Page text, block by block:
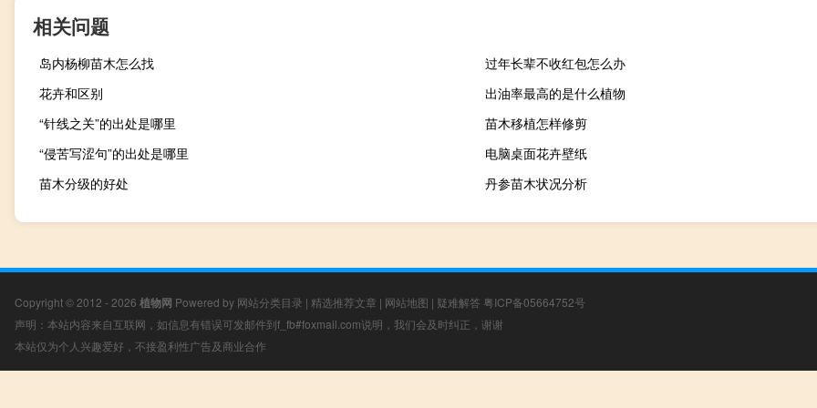
相关问题
岛内杨柳苗木怎么找
过年长辈不收红包怎么办
花卉和区别
出油率最高的是什么植物
“针线之关”的出处是哪里
苗木移植怎样修剪
“侵苦写涩句”的出处是哪里
电脑桌面花卉壁纸
苗木分级的好处
丹参苗木状况分析
Copyright © 2012 - 2026 植物网 Powered by 网站分类目录 | 精选推荐文章 | 网站地图 | 疑难解答 粤ICP备05664752号
声明：本站内容来自互联网，如信息有错误可发邮件到f_fb#foxmail.com说明，我们会及时纠正，谢谢
本站仅为个人兴趣爱好，不接盈利性广告及商业合作